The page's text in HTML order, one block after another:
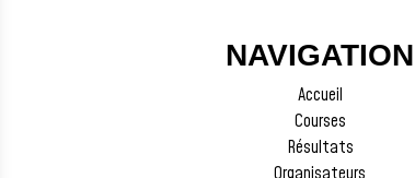
NAVIGATION
Accueil
Courses
Résultats